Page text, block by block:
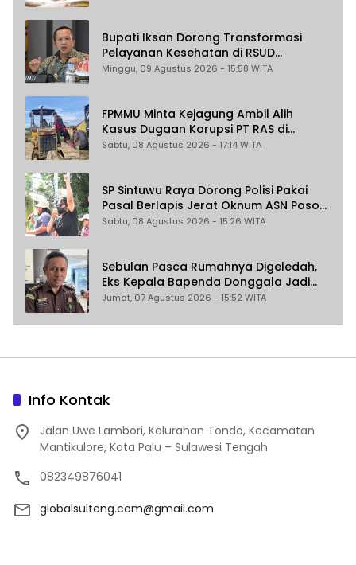
Bupati Iksan Dorong Transformasi
Pelayanan Kesehatan di RSUD
Morowali
Minggu, 09 Agustus 2026 - 15:58 WITA
FPMMU Minta Kejagung Ambil Alih
Kasus Dugaan Korupsi PT RAS di
Morowali Utara
Sabtu, 08 Agustus 2026 - 17:14 WITA
SP Sintuwu Raya Dorong Polisi Pakai
Pasal Berlapis Jerat Oknum ASN Poso
Terlibat Dugaan Pelecehan Seksual
Sabtu, 08 Agustus 2026 - 15:26 WITA
Sebulan Pasca Rumahnya Digeledah,
Eks Kepala Bapenda Donggala Jadi
Tersangka Dugaan Korupsi
Jumat, 07 Agustus 2026 - 15:52 WITA
Info Kontak
Jalan Uwe Lambori, Kelurahan Tondo, Kecamatan
Mantikulore, Kota Palu – Sulawesi Tengah
082349876041
globalsulteng.com@gmail.com